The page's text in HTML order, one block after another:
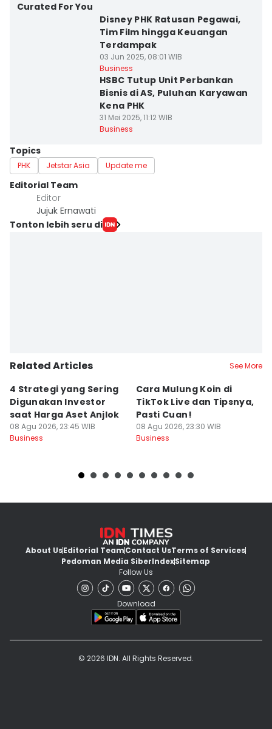
Curated For You
Disney PHK Ratusan Pegawai,
Tim Film hingga Keuangan
Terdampak
03 Jun 2025, 08:01 WIB
Business
HSBC Tutup Unit Perbankan
Bisnis di AS, Puluhan Karyawan
Kena PHK
31 Mei 2025, 11:12 WIB
Business
Topics
PHK Jetstar Asia Update me
Editorial Team
Editor
Jujuk Ernawati
Tonton lebih seru di
Related Articles See More
4 Strategi yang Sering
Digunakan Investor
saat Harga Aset Anjlok
08 Agu 2026, 23:45 WIB
Business
Cara Mulung Koin di
TikTok Live dan Tipsnya,
Pasti Cuan!
08 Agu 2026, 23:30 WIB
Business
About UsEditorial TeamContact UsTerms of Services
Pedoman Media SiberIndexSitemap
Follow Us
Download
© 2026 IDN. All Rights Reserved.